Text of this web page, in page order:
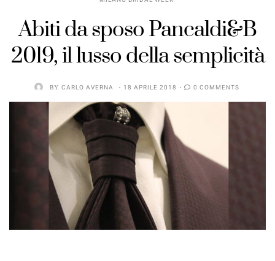
Abiti da sposo Pancaldi&B
2019, il lusso della semplicità
BY CARLO AVERNA 18 APRILE 2018 0 COMMENTS